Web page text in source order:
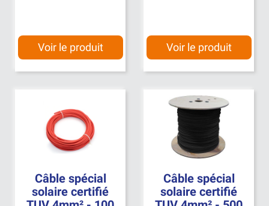
Voir le produit Voir le produit
Câble spécial
solaire certifié
Câble spécial
solaire certifié